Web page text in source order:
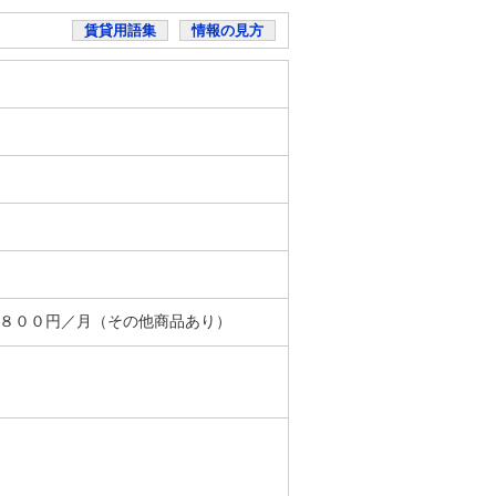
賃貸用語集 情報の見方
０円／月（その他商品あり）